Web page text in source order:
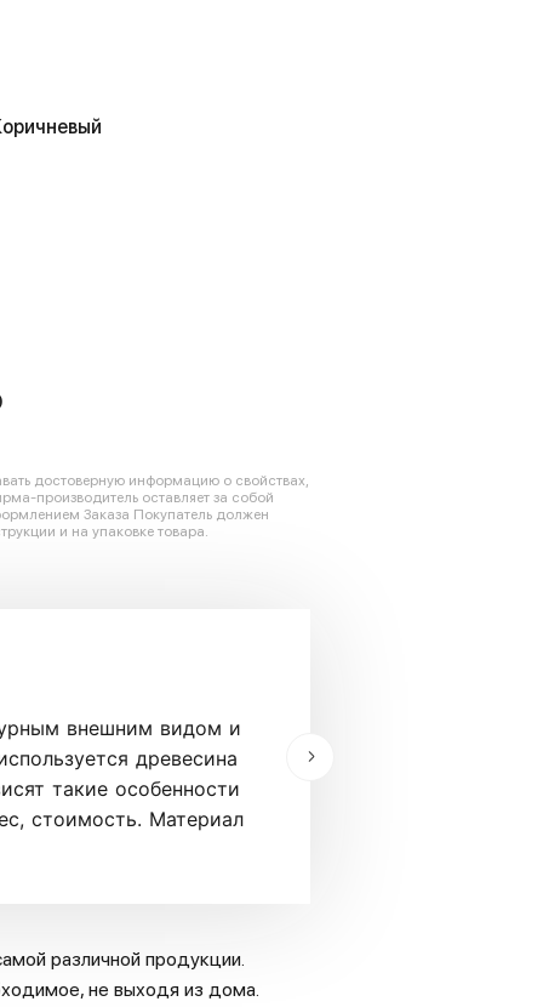
достоверную информацию о свойствах,
производитель оставляет за собой
Заказа Покупатель должен
и на упаковке товара.
внешним видом и
древесина
такие особенности
стоимость. Материал
различной продукции.
не выходя из дома.